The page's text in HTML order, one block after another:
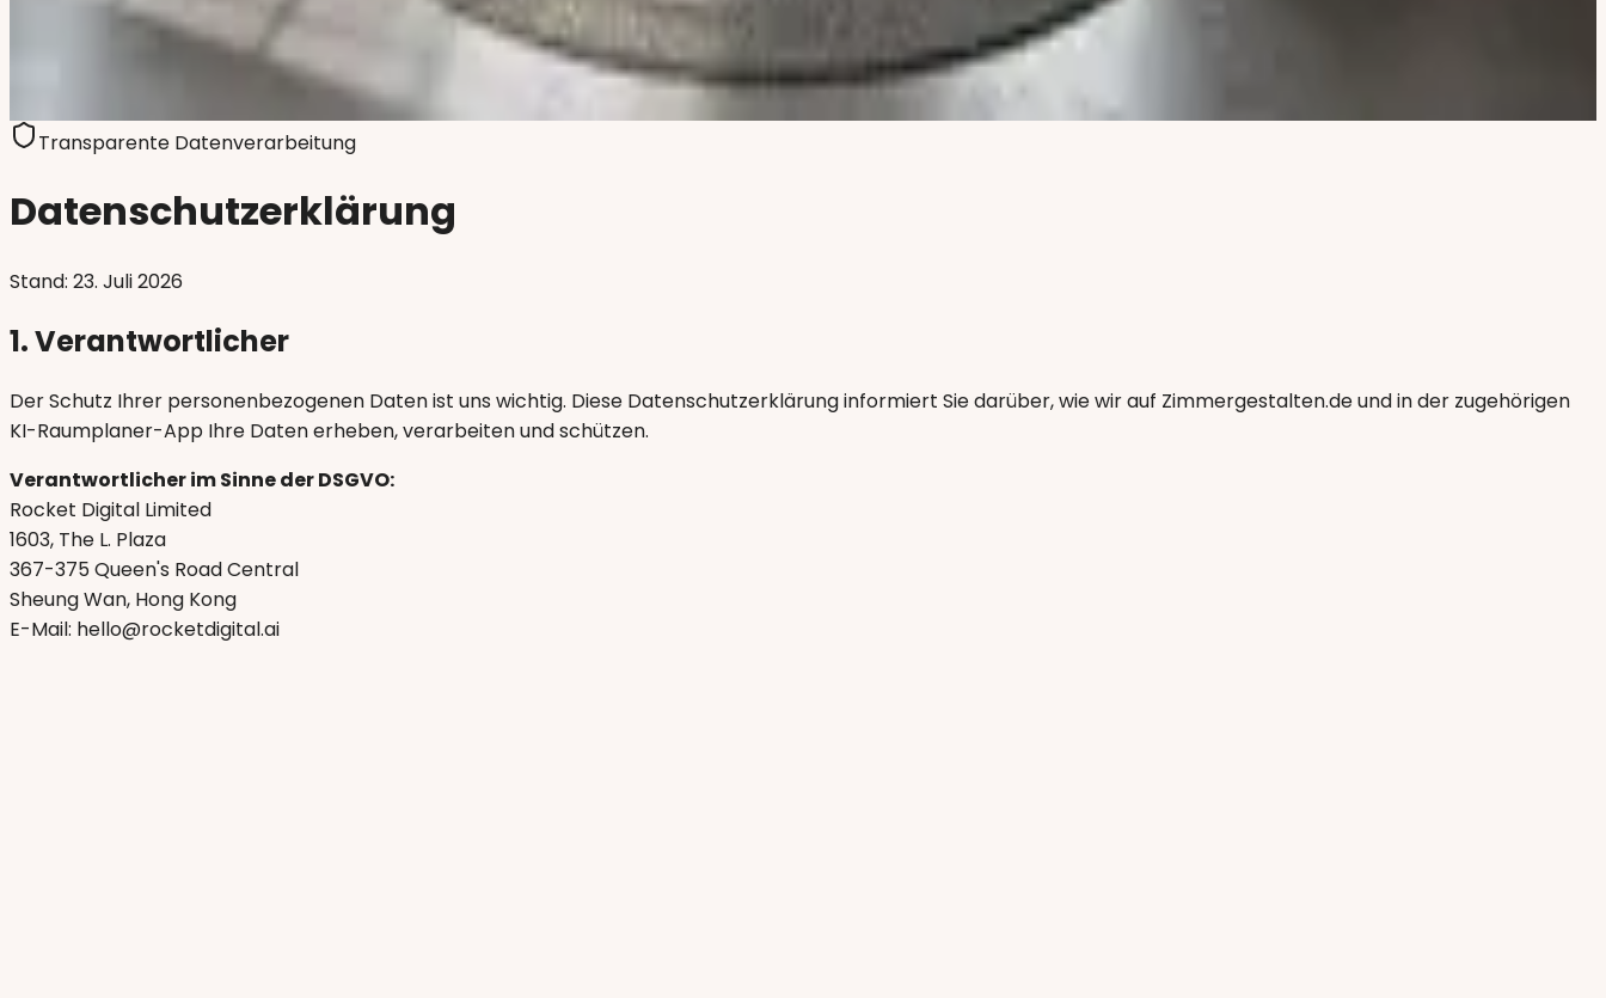
Kostenlos starten
Transparente Datenverarbeitung
Datenschutzerklärung
Stand: 23. Juli 2026
1. Verantwortlicher
Der Schutz Ihrer personenbezogenen Daten ist uns wichtig. Diese Datenschutzerklärung informiert Sie darüber, wie wir auf Zimmergestalten.de und in der zugehörigen
KI-Raumplaner-App Ihre Daten erheben, verarbeiten und schützen.
Verantwortlicher im Sinne der DSGVO:
Rocket Digital Limited
1603, The L. Plaza
367-375 Queen's Road Central
Sheung Wan, Hong Kong
E-Mail: hello@rocketdigital.ai